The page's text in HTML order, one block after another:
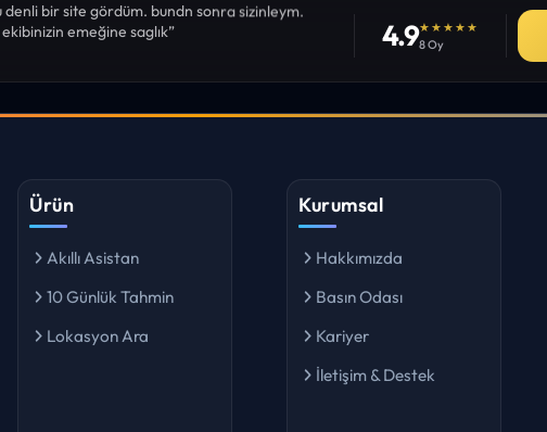
denli bir site gördüm. bundn sonra sizinleym.
emeğine saglık”
4.9★★★★★
8 Oy
Ürün
Akıllı Asistan
10 Günlük Tahmin
Lokasyon Ara
Kurumsal
Hakkımızda
Basın Odası
Kariyer
İletişim & Destek